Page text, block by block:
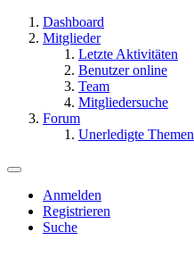
Dashboard
Mitglieder
Letzte Aktivitäten
Benutzer online
Team
Mitgliedersuche
Forum
Unerledigte Themen
Anmelden
Registrieren
Suche